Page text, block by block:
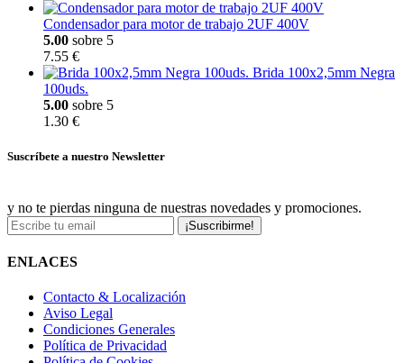
Condensador para motor de trabajo 2UF 400V
5.00 sobre 5
7.55 €
Brida 100x2,5mm Negra
100uds.
5.00 sobre 5
1.30 €
Suscríbete a nuestro Newsletter
y no te pierdas ninguna de nuestras novedades y promociones.
¡Suscribirme!
ENLACES
Contacto & Localización
Aviso Legal
Condiciones Generales
Política de Privacidad